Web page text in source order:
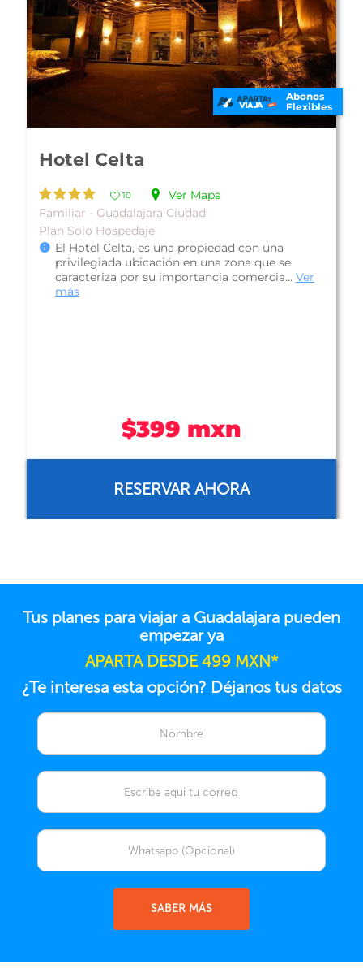
Abonos
Flexibles
Hotel Roma Guadalajara
10
Ver Mapa
Económico - Guadalajara Ciudad
Plan Solo Hospedaje
Hotel Roma Guadalajara, se encuentra
localizado en el centro histórico de esta bella
ciudad, permitiendo un fácil acceso a...Ver más
$414 mxn
RESERVAR AHORA
Tus planes para viajar a Guadalajara pueden
empezar ya
APARTA DESDE 499 MXN*
¿Te interesa esta opción? Déjanos tus datos
SABER MÁS